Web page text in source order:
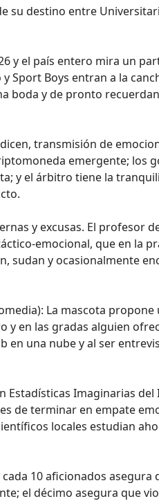
su destino entre
y el país entero mira un
Sport Boys entran a la
boda y de pronto
transmisión de
emergente; los
y el árbitro tiene la
y excusas. El profesor
emocional, que en la
sudan y ocasionalmente
La mascota
en las gradas alguien
en una nube y al ser
Estadísticas Imaginarias
de terminar en empate
locales estudian
10 aficionados asegura
el décimo asegura que